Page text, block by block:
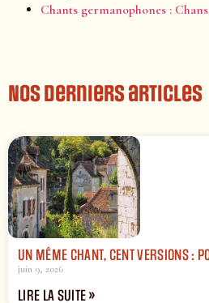
Chants germanophones :
Nos derniers articles
UN MÊME CHANT, CENT VERSIONS :
juin 9, 2026
LIRE LA SUITE »